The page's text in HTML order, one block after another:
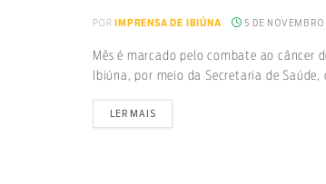
POR IMPRENSA DE IBIÚNA 5 DE
Mês é marcado pelo combate ao câncer
Ibiúna, por meio da Secretaria de Saúde,
LER MAIS